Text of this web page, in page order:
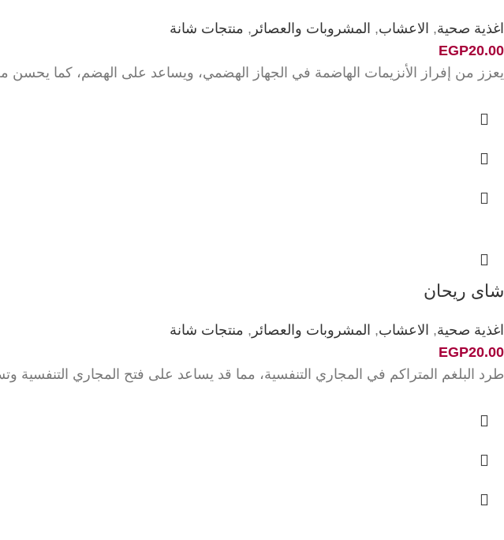
اغذية صحية, الاعشاب, المشروبات والعصائر , منتجات شانة
EGP20.00
يعزز من إفراز الأنزيمات الهاضمة في الجهاز الهضمي، ويساعد على الهضم، كما
شاى ريحان
اغذية صحية, الاعشاب, المشروبات والعصائر , منتجات شانة
EGP20.00
طرد البلغم المتراكم في المجاري التنفسية، مما قد يساعد على فتح المجاري التنفسية